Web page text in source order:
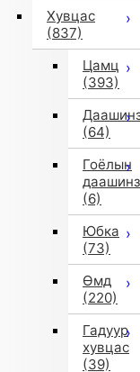
Хувцас
(837)
Цамц
(393)
(64)
Гоёлын
даашинз
(6)
Юбка
(73)
Өмд
(220)
Гадуур
хувцас
(39)
shoes (other)